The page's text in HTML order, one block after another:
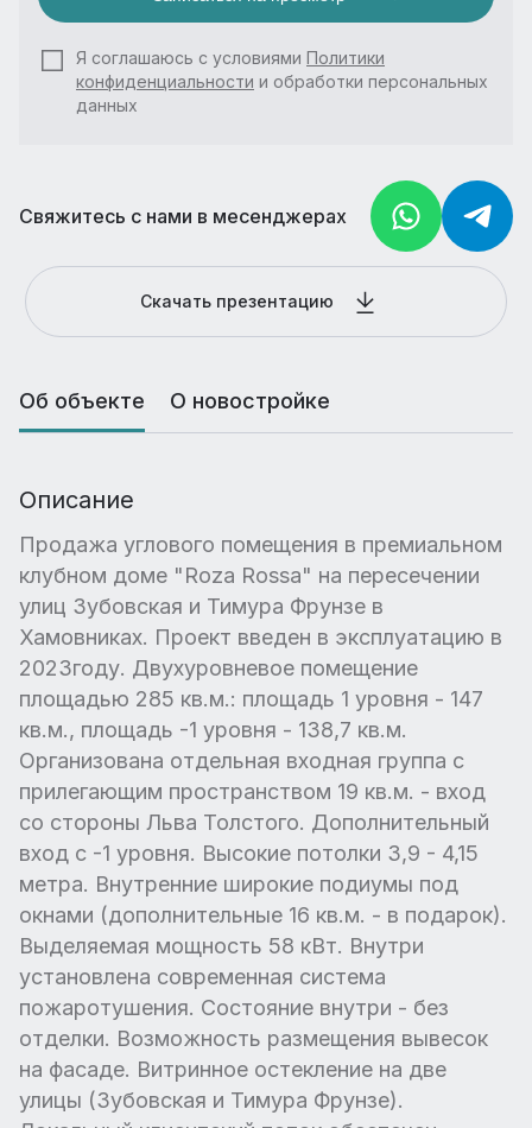
Я соглашаюсь с условиями Политики
конфиденциальности и обработки персональных
данных
Свяжитесь с нами в месенджерах
Скачать презентацию
Об объекте О новостройке
Описание
Продажа углового помещения в премиальном
клубном доме "Roza Rossa" на пересечении
улиц Зубовская и Тимура Фрунзе в
Хамовниках. Проект введен в эксплуатацию в
2023году. Двухуровневое помещение
площадью 285 кв.м.: площадь 1 уровня - 147
кв.м., площадь -1 уровня - 138,7 кв.м.
Организована отдельная входная группа с
прилегающим пространством 19 кв.м. - вход
со стороны Льва Толстого. Дополнительный
вход с -1 уровня. Высокие потолки 3,9 - 4,15
метра. Внутренние широкие подиумы под
окнами (дополнительные 16 кв.м. - в подарок).
Выделяемая мощность 58 кВт. Внутри
установлена современная система
пожаротушения. Состояние внутри - без
отделки. Возможность размещения вывесок
на фасаде. Витринное остекление на две
улицы (Зубовская и Тимура Фрунзе).